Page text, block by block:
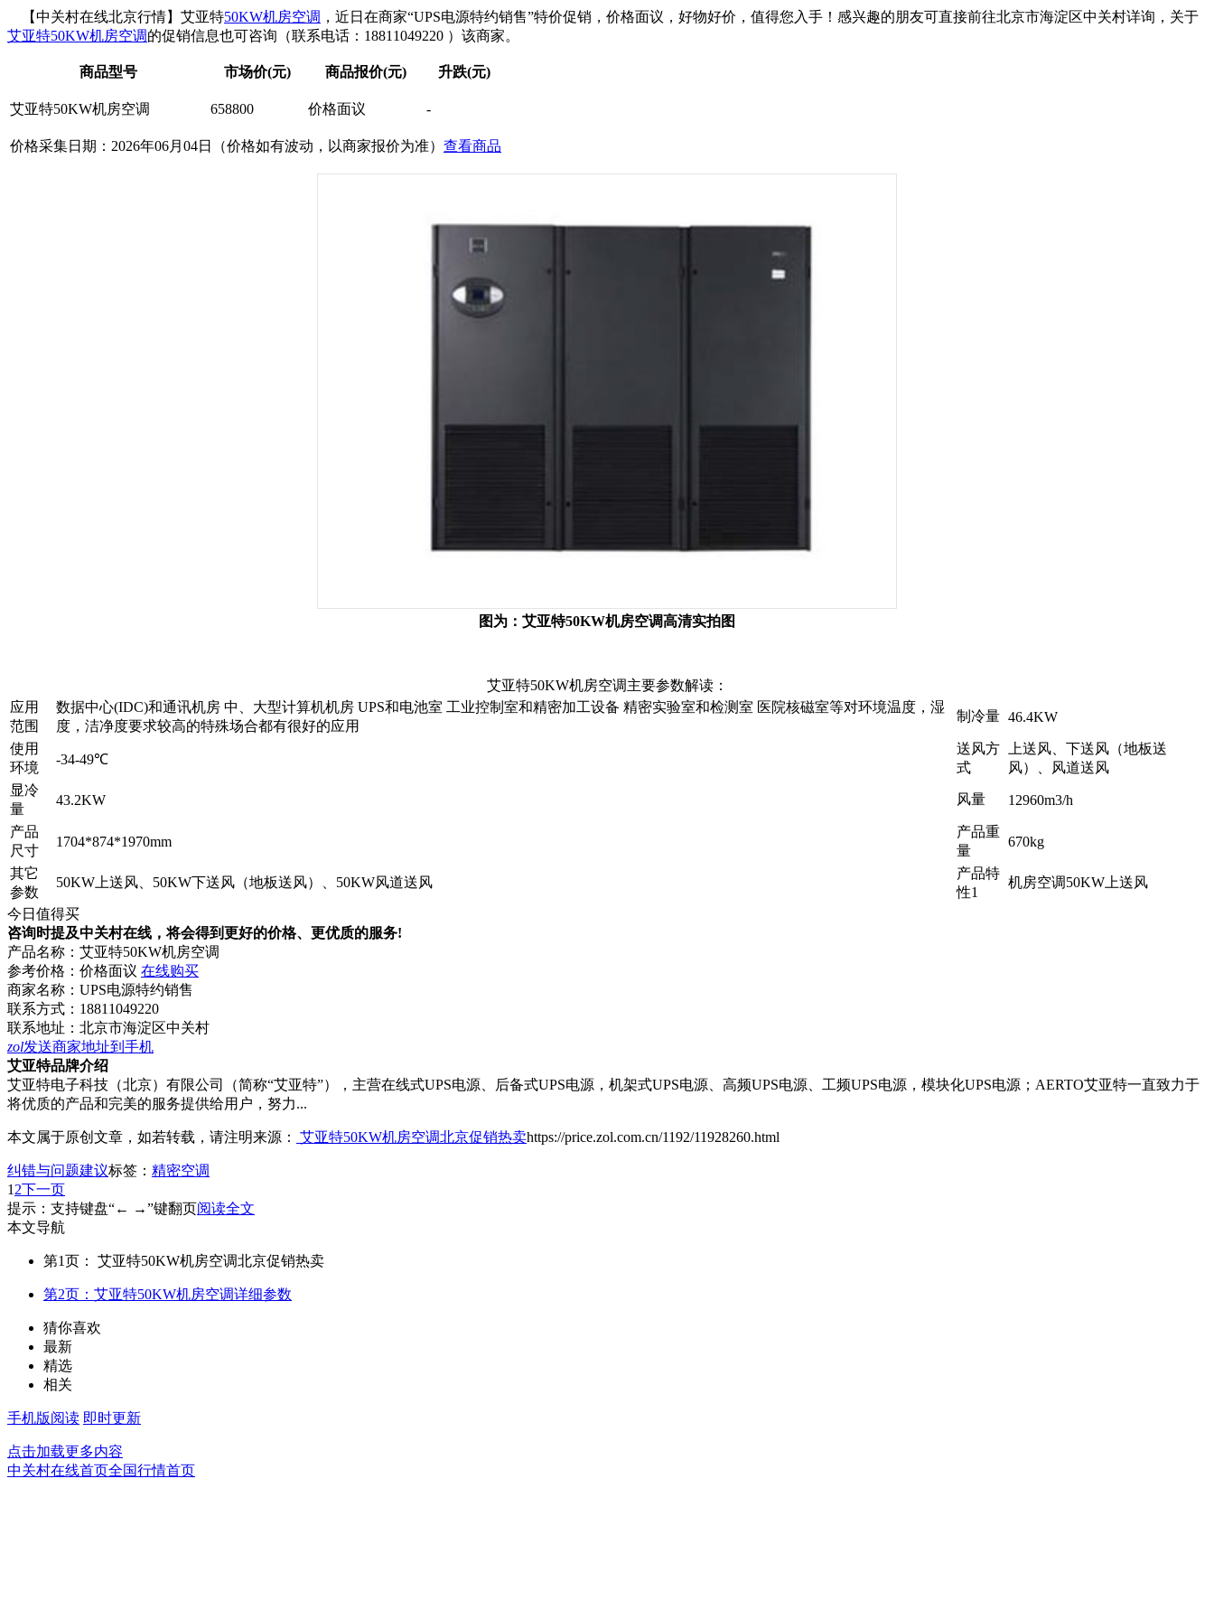
【中关村在线北京行情】艾亚特50KW机房空调 ，近日在商家“UPS电源特约销售”特价促销，价格面议，好物好价，值得您入手！感兴趣的朋友可直接前往北京市海淀区中关村详询，关于
艾亚特50KW机房空调的促销信息也可咨询（联系电话：18811049220 ）该商家。
商品型号 市场价(元) 商品报价(元) 升跌(元)
艾亚特50KW机房空调 658800 价格面议 -
价格采集日期：2026年06月04日（价格如有波动，以商家报价为准） 查看商品
图为：艾亚特50KW机房空调高清实拍图
艾亚特50KW机房空调主要参数解读：
应用
范围
数据中心(IDC)和通讯机房 中、大型计算机机房 UPS和电池室 工业控制室和精密加工设备 精密实验室和检测室 医院核磁室等对环境温度，湿
度，洁净度要求较高的特殊场合都有很好的应用
制冷量 46.4KW
使用
环境
-34-49℃
送风方
式
上送风、下送风（地板送
风）、风道送风
显冷
量
43.2KW 风量 12960m3/h
产品
尺寸
1704*874*1970mm
产品重
量
670kg
其它
参数
50KW上送风、50KW下送风（地板送风）、50KW风道送风
产品特
性1
机房空调50KW上送风
今日值得买
咨询时提及中关村在线，将会得到更好的价格、更优质的服务!
产品名称： 艾亚特50KW机房空调
参考价格： 价格面议 在线购买
商家名称： UPS电源特约销售
联系方式： 18811049220
联系地址： 北京市海淀区中关村
zol发送商家地址到手机
艾亚特品牌介绍
艾亚特电子科技（北京）有限公司（简称“艾亚特”），主营在线式UPS电源、后备式UPS电源，机架式UPS电源、高频UPS电源、工频UPS电源，模块化UPS电源；AERTO艾亚特一直致力于
将优质的产品和完美的服务提供给用户，努力...
本文属于原创文章，如若转载，请注明来源： 艾亚特50KW机房空调北京促销热卖https://price.zol.com.cn/1192/11928260.html
纠错与问题建议标签： 精密空调
1 2下一页
提示：支持键盘“← →”键翻页阅读全文
本文导航
第1页： 艾亚特50KW机房空调北京促销热卖
第2页：艾亚特50KW机房空调详细参数
猜你喜欢
最新
精选
相关
手机版阅读 即时更新
点击加载更多内容
中关村在线首页全国行情首页